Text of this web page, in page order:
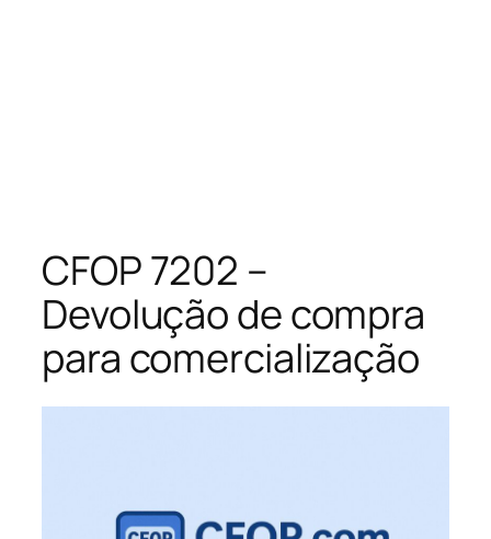
CFOP 7202 –
Devolução de compra
para comercialização